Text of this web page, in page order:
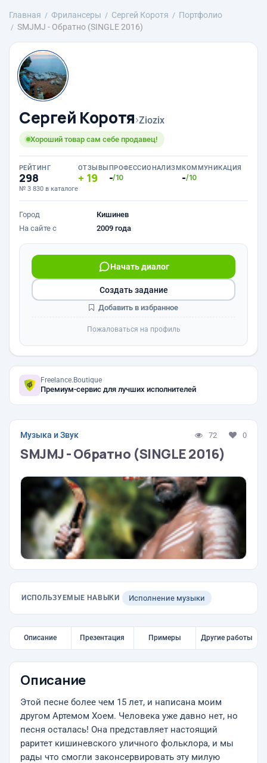
Главная Фрилансеры Сергей Коротя
Портфолио
SMJMJ - Обратно (SINGLE 2016)
Сергей Коротя›Ziozix
Хороший товар сам себе продавец!
РЕЙТИНГ
298
№ 3 830 в каталоге
ОТЗЫВЫ
19
ПРОФЕССИОНАЛИЗМ
-/10
КОММУНИКАЦИЯ
-/10
Город
Кишинев
На сайте с
2009 года
Начать диалог
Создать задание
Добавить в избранное
Пожаловаться на профиль
Freelance.Boutique
Премиум-сервис для лучших исполнителей
Музыка и Звук 72 0
SMJMJ - Обратно (SINGLE 2016)
ИСПОЛЬЗУЕМЫЕ НАВЫКИ Исполнение музыки
Описание Презентация Примеры Другие работы
Описание
Этой песне более чем 15 лет, и написана моим
другом Артемом Хоем. Человека уже давно нет, но
песня осталась! Она представляет настоящий
раритет кишиневского уличного фольклора, и мы
рады что смогли законсервировать эту милую